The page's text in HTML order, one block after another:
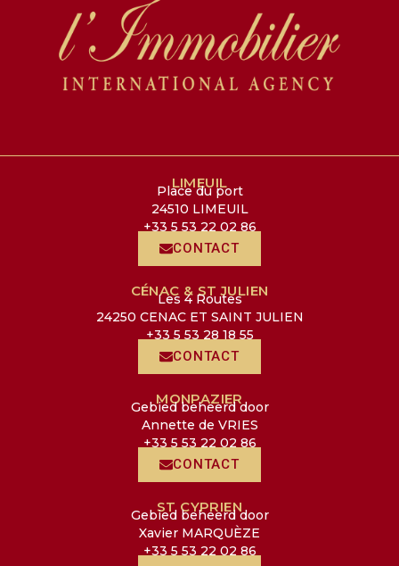
LIMEUIL
Place du port
24510 LIMEUIL
+33 5 53 22 02 86
CONTACT
CÉNAC & ST JULIEN
Les 4 Routes
24250 CENAC ET SAINT JULIEN
+33 5 53 28 18 55
CONTACT
MONPAZIER
Gebied beheerd door
Annette de VRIES
+33 5 53 22 02 86
CONTACT
ST CYPRIEN
Gebied beheerd door
Xavier MARQUÈZE
+33 5 53 22 02 86